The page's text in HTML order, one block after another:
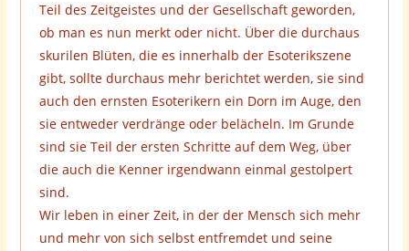
Teil des Zeitgeistes und der Gesellschaft geworden,
ob man es nun merkt oder nicht. Über die durchaus
skurilen Blüten, die es innerhalb der Esoterikszene
gibt, sollte durchaus mehr berichtet werden, sie sind
auch den ernsten Esoterikern ein Dorn im Auge, den
sie entweder verdränge oder belächeln. Im Grunde
sind sie Teil der ersten Schritte auf dem Weg, über
die auch die Kenner irgendwann einmal gestolpert
sind.
Wir leben in einer Zeit, in der der Mensch sich mehr
und mehr von sich selbst entfremdet und seine